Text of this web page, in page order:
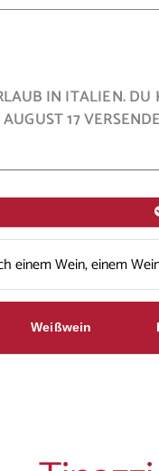
IN ITALIEN.
AUGUST 17
Weißwein